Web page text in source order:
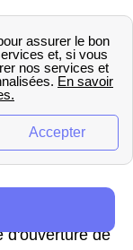
EDF afin
Sauzet
? Pour
procéder à
EDF
d'ouverture de